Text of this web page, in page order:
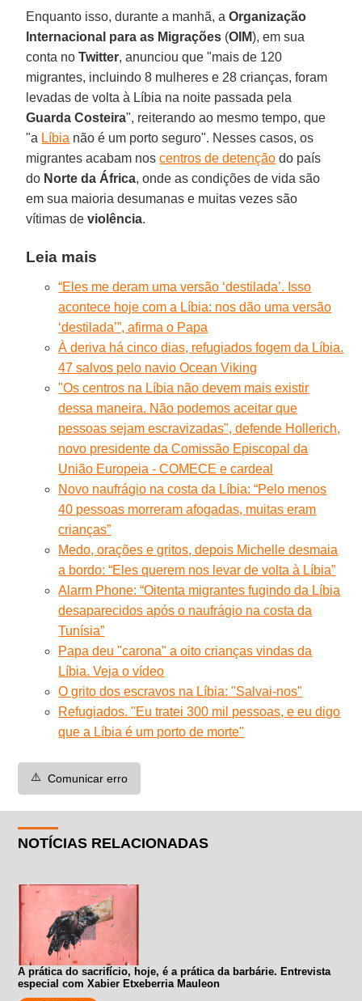
Enquanto isso, durante a manhã, aOrganização
Internacional para as Migrações (OIM), em sua
conta noTwitter, anunciou que "mais de 120
migrantes, incluindo 8 mulheres e 28 crianças, foram
levadas de volta à Líbia na noite passada pela
Guarda Costeira", reiterando ao mesmo tempo, que
"a Líbia não é um porto seguro". Nesses casos, os
migrantes acabam noscentros de detenção do país
do Norte da África, onde as condições de vida são
em sua maioria desumanas e muitas vezes são
vítimas deviolência.
Leia mais
“Eles me deram uma versão ‘destilada’. Isso
acontece hoje com a Líbia: nos dão uma versão
‘destilada’”, afirma o Papa
À deriva há cinco dias, refugiados fogem da Líbia.
47 salvos pelo navio Ocean Viking
"Os centros na Líbia não devem mais existir
dessa maneira. Não podemos aceitar que
pessoas sejam escravizadas", defende Hollerich,
novo presidente da Comissão Episcopal da
União Europeia - COMECE e cardeal
Novo naufrágio na costa da Líbia: “Pelo menos
40 pessoas morreram afogadas, muitas eram
crianças”
Medo, orações e gritos, depois Michelle desmaia
a bordo: “Eles querem nos levar de volta à Líbia”
Alarm Phone: “Oitenta migrantes fugindo da Líbia
desaparecidos após o naufrágio na costa da
Tunísia”
Papa deu "carona" a oito crianças vindas da
Líbia. Veja o vídeo
O grito dos escravos na Líbia: "Salvai-nos"
Refugiados. "Eu tratei 300 mil pessoas, e eu digo
que a Líbia é um porto de morte"
⚠️ Comunicar erro
NOTÍCIAS RELACIONADAS
A prática do sacrifício, hoje, é a prática da barbárie. Entrevista
especial com Xabier Etxeberria Mauleon